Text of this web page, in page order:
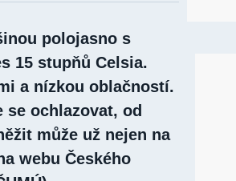
polojasno s
15 stupňů Celsia.
a nízkou oblačností.
se ochlazovat, od
může už nejen na
webu Českého